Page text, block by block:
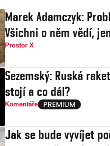
Marek Adamczyk:
Všichni o něm vědí,
Prostor X
Sezemský: Ruská
stojí a co dál?
Komentáře
Jak se bude vyvíjet